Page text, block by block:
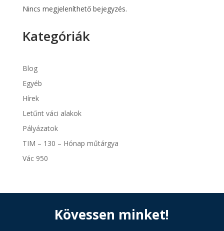
Nincs megjeleníthető bejegyzés.
Kategóriák
Blog
Egyéb
Hírek
Letűnt váci alakok
Pályázatok
TIM – 130 – Hónap műtárgya
Vác 950
Kövessen minket!